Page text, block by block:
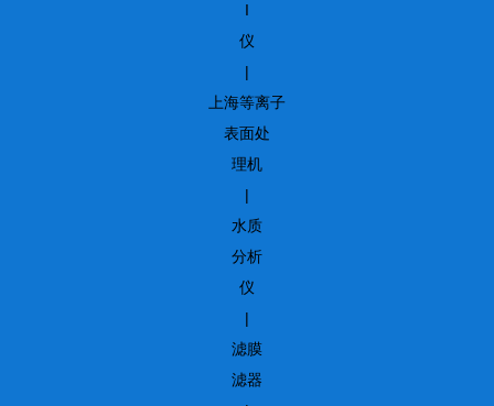
I
仪
|
上海等离子
表面处
理机
|
水质
分析
仪
|
滤膜
滤器